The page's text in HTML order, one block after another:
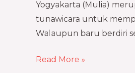
Yogyakarta (Mulia)
tunawicara untuk
Walaupun baru berdiri
Read More »